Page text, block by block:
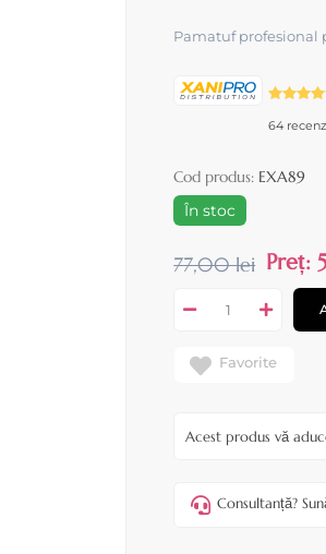
Pamatuf profesional
64
Cod produs: EXA89
În stoc
77,00 lei Preț:
Favorite
Acest produs vă
Consultanță?